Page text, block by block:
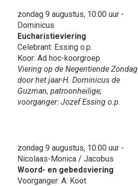
zondag 9 augustus, 10:00 uur -
Dominicus
Eucharistieviering
Celebrant: Essing o.p.
Koor: Ad hoc-koorgroep
Viering op de Negentiende Zondag
door het jaar-H. Dominicus de
Guzman, patroonheilige;
voorganger: Jozef Essing o.p.
zondag 9 augustus, 10:00 uur -
Nicolaas-Monica / Jacobus
Woord- en gebedsviering
Voorganger: A. Koot